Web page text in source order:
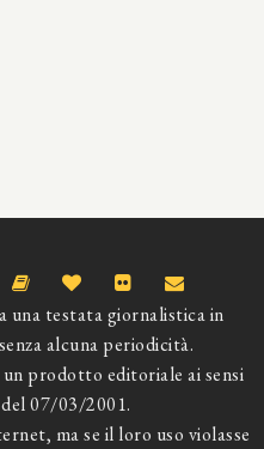
una testata giornalistica in
alcuna periodicità.
prodotto editoriale ai sensi
07/03/2001.
ma se il loro uso violasse